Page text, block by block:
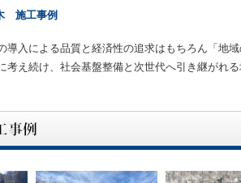
施工事例
導入による品質と経済性の追求はもちろん「地
考え続け、社会基盤整備と次世代へ引き継がれ